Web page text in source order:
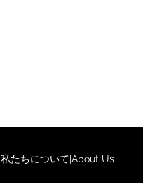
私たちについて|About Us